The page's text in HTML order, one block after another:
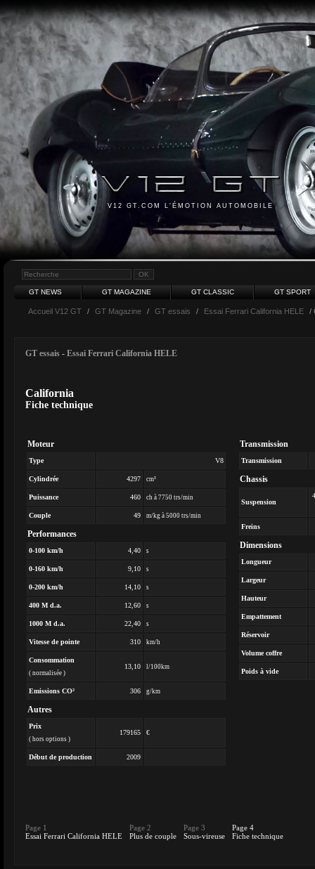
V12 GT.COM L'ÉMOTION AUTOMOBILE
GT NEWS GT MAGAZINE GT CLASSIC GT SPORT
Accueil V12 GT / GT Magazine / GT essais / Essai Ferrari California HELE /
GT essais - Essai Ferrari California HELE
California
Fiche technique
Moteur
Type V8
Cylindrée 4297 cm³
Puissance 460 ch à 7750 trs/min
Couple 49 m/kg à 5000 trs/min
Performances
0-100 km/h 4,40 s
0-160 km/h 9,10 s
0-200 km/h 14,10 s
400 M d.a. 12,60 s
1000 M d.a. 22,40 s
Vitesse de pointe 310 km/h
Consommation
( normalisée )
13,10 l/100km
Emissions CO² 306 g/km
Autres
Prix
( hors options )
179165 €
Début de production 2009
Transmission
Transmission
Chassis
Suspension
Freins
Dimensions
Longueur
Largeur
Hauteur
Empattement
Réservoir
Volume coffre
Poids à vide
Page 1
Essai Ferrari California HELE
Page 2
Plus de couple
Page 3
Sous-vireuse
Page 4
Fiche technique